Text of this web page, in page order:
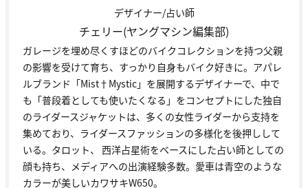
デザイナー/占い師
チェリー(ヤングマシン編集部)
ガレージを埋め尽くすほどのバイクコレクションを持つ父親
の影響を受けて育ち、すっかり自身もバイク好きに。アパレ
ルブランド「Mist†Mystic」を展開するデザイナーで、中で
も「普段着としても使いたくなる」をコンセプトにした独自
のライダースジャケットは、多くの女性ライダーから支持を
集めており、ライダースファッションの多様化を後押しして
いる。タロット、 西洋占星術をベースにした占い師としての
顔も持ち、メディアへの出演経験多数。愛車は青空のような
カラーが美しいカワサキW650。